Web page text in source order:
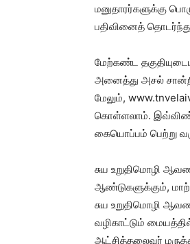
மனுதாரர்களுக்கு
பதிவினைத் தொடர்ந்து
மேற்கண்ட
அனைத்து அசல்
மேலும்,
கொள்ளலாம்.
கையொப்பம் பெற்று
சுய உறுதிமொழி
ஆண்டுகளுக்கும்,
சுய உறுதிமொழி
வழிகாட்டும்
ஆட்சித்தலைவர்